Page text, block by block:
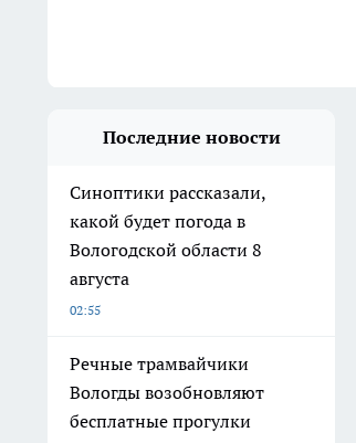
Последние новости
Синоптики рассказали,
какой будет погода в
Вологодской области 8
августа
02:55
Речные трамвайчики
Вологды возобновляют
бесплатные прогулки